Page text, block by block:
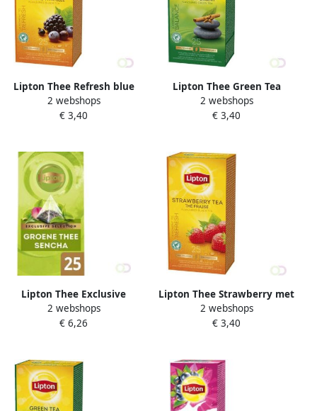
Lipton Thee Refresh blue
fruit tea 25x1.5gr
2 webshops
€ 3,40
Lipton Thee Green Tea
OriÃnt met envelop 25stuks
2 webshops
€ 3,40
Lipton Thee Exclusive
Groene thee Sencha 25
piramidezakjes
2 webshops
€ 6,26
Lipton Thee Strawberry met
envelop 25stuks
2 webshops
€ 3,40